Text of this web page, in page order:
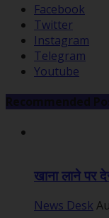
Facebook
Twitter
Instagram
Telegram
Youtube
खाना लाने पर
News Desk